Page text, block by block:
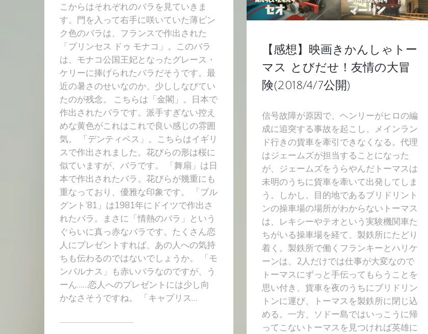
こからはそれぞれのバラを見ていきま
す。門を入って右手に咲いていた薄ピン
ク色のバラは、フランスで作出された
「プリンセス ドゥ モナコ」。このバラ
は、モナコ公国王妃となったグレース・
ケリーに捧げられたバラだそうです。最
近の暑さのせいなのか、少ししなびてい
たのが残念。 こちらは「金閣」。日本で
作出されたバラです。派手すぎない控え
めな黄色がこれはこれで良い感じの雰囲
気。 「デンティベス」。こちらはイギリ
スで作出されました。花びらの形は桜に
似ていますが、バラです。 「舞扇」は日
本で作出されたバラ。花びらが幾重にも
重なっており、優雅な印象です。 「ブル
グント’81」は1981年にドイツで作出さ
れたバラ。まさに「情熱のバラ」という
ぐらいに真っ赤なバラです。たくさん恋
人にプレゼントすれば、あの人への気持
ちも伝わるのではないでしょうか。 「モ
ンパルナス」も赤いバラなのですが、う
ーん……恋人へのプレゼントには少し向
かなさそうですね。 「キャプリス…
【感想】映画きかんしゃトー
マス とびだせ！友情の大冒
険(2018/4/7公開)
信号故障が原因で、ヘンリーがヒロの編
成に追突する事故を起こし、メインラン
ド行きの貨車を牽引できなくなる。代理
はジェームズが担当することになった
が、ジェームズをうらやんだトーマスは
未明のうちに貨車を牽いて出発してしま
う。しかし、目的地であるブリドリント
ンの操車場の場所がわからないトーマス
は、レキシーやテオという実験機関車た
ちがいる操車場を経て、製鉄所にたどり
着く。製鉄所で働くフランキーとハリケ
ーンは、2人だけでは仕事が大変なので
トーマスにずっと手伝ってもらうことを
思い付き、貨車を夜のうちにブリドリン
トンに運び、トーマスを製鉄所に閉じ込
める。一方、ソドー島ではいっこうに帰
ってこないトーマスを見つければ英雄に